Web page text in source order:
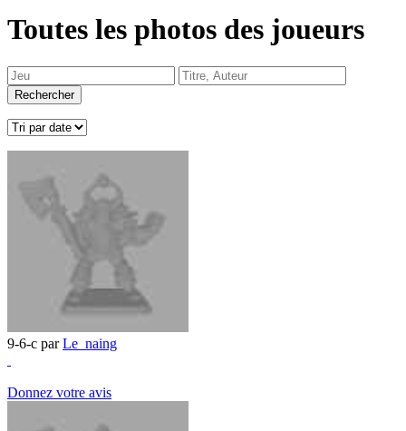
Toutes les photos des joueurs
9-6-c parLe_naing
Donnez votre avis